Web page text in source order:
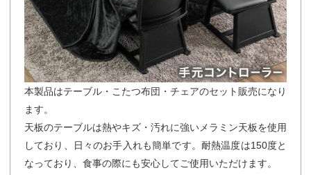
本製品はテーブル・こたつ布団・チェアのセット販売になり
ます。
天板のテーブルは熱やキズ・汚れに強いメラミン天板を使用
しており、日々のお手入れも簡単です。耐熱温度は150度と
なっており、食事の際にも安心してご使用いただけます。